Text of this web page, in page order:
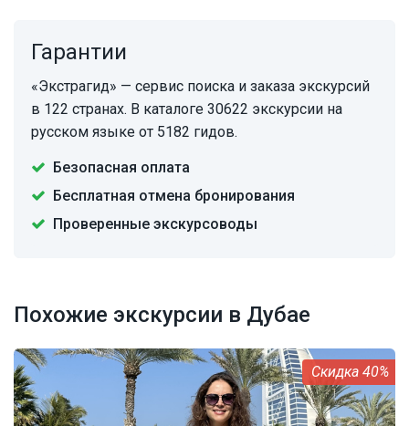
Гарантии
«Экстрагид» — сервис поиска и заказа экскурсий
в 122 странах. В каталоге 30622 экскурсии на
русском языке от 5182 гидов.
Безопасная оплата
Бесплатная отмена бронирования
Проверенные экскурсоводы
Похожие экскурсии в Дубае
40%